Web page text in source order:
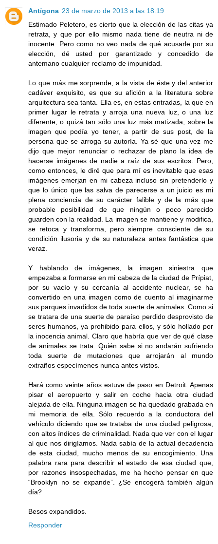
Antígona 23 de marzo de 2013 a las 18:19
Estimado Peletero, es cierto que la elección de las citas ya
retrata, y que por ello mismo nada tiene de neutra ni de
inocente. Pero como no veo nada de qué acusarle por su
elección, dé usted por garantizado y concedido de
antemano cualquier reclamo de impunidad.
Lo que más me sorprende, a la vista de éste y del anterior
cadáver exquisito, es que su afición a la literatura sobre
arquitectura sea tanta. Ella es, en estas entradas, la que en
primer lugar le retrata y arroja una nueva luz, o una luz
diferente, o quizá tan sólo una luz más matizada, sobre la
imagen que podía yo tener, a partir de sus post, de la
persona que se arroga su autoría. Ya sé que una vez me
dijo que mejor renunciar o rechazar de plano la idea de
hacerse imágenes de nadie a raíz de sus escritos. Pero,
como entonces, le diré que para mí es inevitable que esas
imágenes emerjan en mi cabeza incluso sin pretenderlo y
que lo único que las salva de parecerse a un juicio es mi
plena conciencia de su carácter falible y de la más que
probable posibilidad de que ningún o poco parecido
guarden con la realidad. La imagen se mantiene y modifica,
se retoca y transforma, pero siempre consciente de su
condición ilusoria y de su naturaleza antes fantástica que
veraz.
Y hablando de imágenes, la imagen siniestra que
empezaba a formarse en mi cabeza de la ciudad de Prípiat,
por su vacío y su cercanía al accidente nuclear, se ha
convertido en una imagen como de cuento al imaginarme
sus parques invadidos de toda suerte de animales. Como si
se tratara de una suerte de paraíso perdido desprovisto de
seres humanos, ya prohibido para ellos, y sólo hollado por
la inocencia animal. Claro que habría que ver de qué clase
de animales se trata. Quién sabe si no andarán sufriendo
toda suerte de mutaciones que arrojarán al mundo
extraños especímenes nunca antes vistos.
Hará como veinte años estuve de paso en Detroit. Apenas
pisar el aeropuerto y salir en coche hacia otra ciudad
alejada de ella. Ninguna imagen se ha quedado grabada en
mi memoria de ella. Sólo recuerdo a la conductora del
vehículo diciendo que se trataba de una ciudad peligrosa,
con altos índices de criminalidad. Nada que ver con el lugar
al que nos dirigíamos. Nada sabía de la actual decadencia
de esta ciudad, mucho menos de su encogimiento. Una
palabra rara para describir el estado de esa ciudad que,
por razones insospechadas, me ha hecho pensar en que
“Brooklyn no se expande”. ¿Se encogerá también algún
día?
Besos expandidos.
Responder